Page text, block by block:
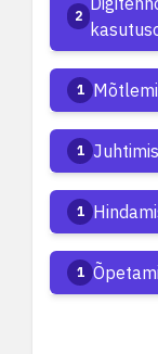
2
1
1
1
1